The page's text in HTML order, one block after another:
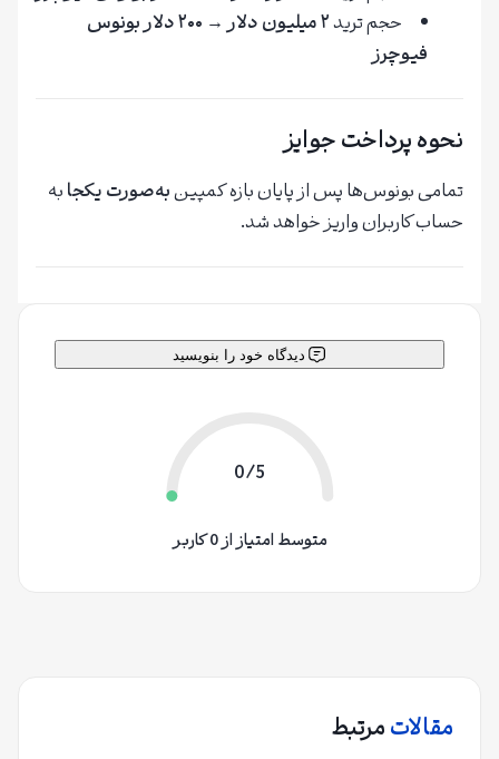
حجم ترید۲ میلیون دلار →
۲۰۰ دلار بونوس
فیوچرز
نحوه پرداخت جوایز
تمامی بونوس‌ها پس از پایان بازه کمپینبه‌صورت یکجابه
حساب کاربران واریز خواهد شد.
دیدگاه خود را بنویسید
0/5
متوسط امتیاز از 0 کاربر
مقالاتمرتبط